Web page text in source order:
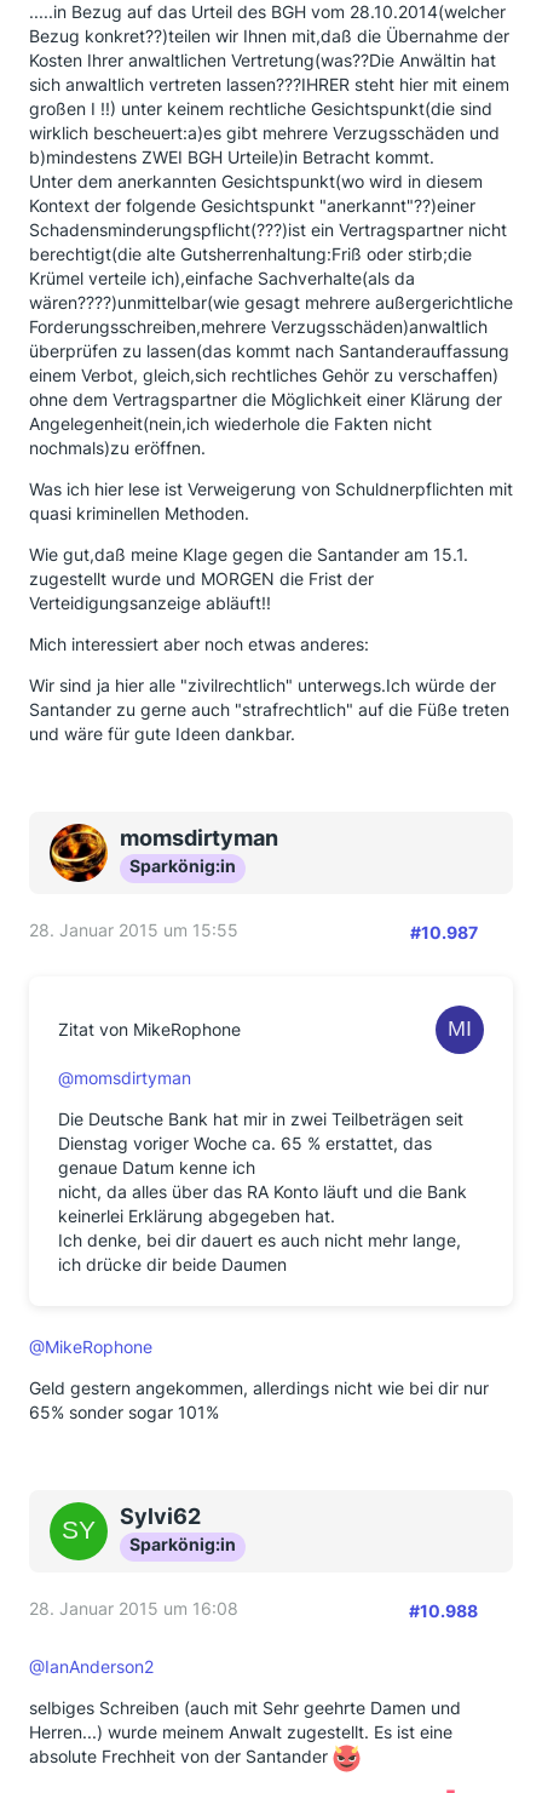
.....in Bezug auf das Urteil des BGH vom 28.10.2014(welcher
Bezug konkret??)teilen wir Ihnen mit,daß die Übernahme der
Kosten Ihrer anwaltlichen Vertretung(was??Die Anwältin hat
sich anwaltlich vertreten lassen???IHRER steht hier mit einem
großen I !!) unter keinem rechtliche Gesichtspunkt(die sind
wirklich bescheuert:a)es gibt mehrere Verzugsschäden und
b)mindestens ZWEI BGH Urteile)in Betracht kommt.
Unter dem anerkannten Gesichtspunkt(wo wird in diesem
Kontext der folgende Gesichtspunkt "anerkannt"??)einer
Schadensminderungspflicht(???)ist ein Vertragspartner nicht
berechtigt(die alte Gutsherrenhaltung:Friß oder stirb;die
Krümel verteile ich),einfache Sachverhalte(als da
wären????)unmittelbar(wie gesagt mehrere außergerichtliche
Forderungsschreiben,mehrere Verzugsschäden)anwaltlich
überprüfen zu lassen(das kommt nach Santanderauffassung
einem Verbot, gleich,sich rechtliches Gehör zu verschaffen)
ohne dem Vertragspartner die Möglichkeit einer Klärung der
Angelegenheit(nein,ich wiederhole die Fakten nicht
nochmals)zu eröffnen.
Was ich hier lese ist Verweigerung von Schuldnerpflichten mit
quasi kriminellen Methoden.
Wie gut,daß meine Klage gegen die Santander am 15.1.
zugestellt wurde und MORGEN die Frist der
Verteidigungsanzeige abläuft!!
Mich interessiert aber noch etwas anderes:
Wir sind ja hier alle "zivilrechtlich" unterwegs.Ich würde der
Santander zu gerne auch "strafrechtlich" auf die Füße treten
und wäre für gute Ideen dankbar.
momsdirtyman
Sparkönig:in
28. Januar 2015 um 15:55 #10.987
Zitat von MikeRophone
@momsdirtyman
Die Deutsche Bank hat mir in zwei Teilbeträgen seit
Dienstag voriger Woche ca. 65 % erstattet, das
genaue Datum kenne ich
nicht, da alles über das RA Konto läuft und die Bank
keinerlei Erklärung abgegeben hat.
Ich denke, bei dir dauert es auch nicht mehr lange,
ich drücke dir beide Daumen
@MikeRophone
Geld gestern angekommen, allerdings nicht wie bei dir nur
65% sonder sogar 101%
Sylvi62
Sparkönig:in
28. Januar 2015 um 16:08 #10.988
@IanAnderson2
selbiges Schreiben (auch mit Sehr geehrte Damen und
Herren...) wurde meinem Anwalt zugestellt. Es ist eine
absolute Frechheit von der Santander